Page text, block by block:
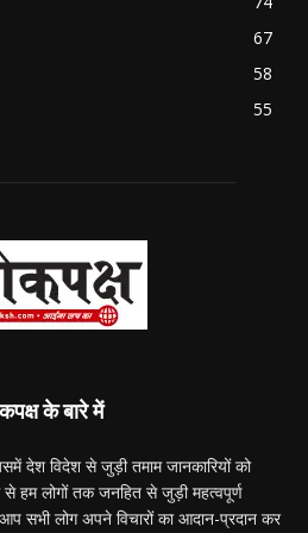
67
58
55
के बारे में
देश विदेश से जुड़ी तमाम जानकारियों को
हम लोगों तक जनहित से जुड़ी महत्वपूर्ण
सभी लोग अपने विचारों का आदान-प्रदान कर